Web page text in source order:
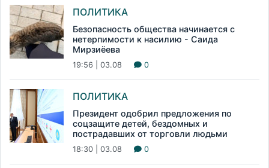
ПОЛИТИКА
Безопасность общества начинается с
нетерпимости к насилию - Саида
Мирзиёева
19:56 | 03.08 0
ПОЛИТИКА
Президент одобрил предложения по
соцзащите детей, бездомных и
пострадавших от торговли людьми
18:30 | 03.08 0